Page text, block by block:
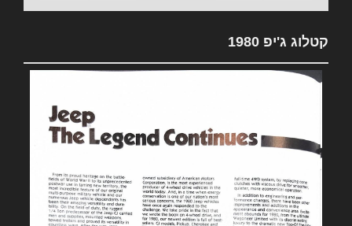
קטלוג ג'יפ 1980